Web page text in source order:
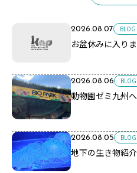
2026.08.07 BLOG
お盆休みに入り
2026.08.06 BLOG
動物園ゼミ九州
2026.08.05 BLOG
地下の生き物紹介